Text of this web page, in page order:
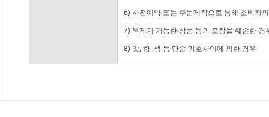
6) 사전예약 또는 주문제작으로 통해 소비자
7) 복제가 가능한 상품 등의 포장을 훼손한 경
8) 맛, 향, 색 등 단순 기호차이에 의한 경우